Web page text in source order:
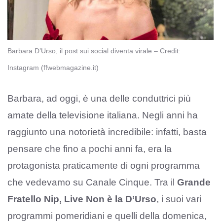
Barbara D’Urso, il post sui social diventa virale – Credit:
Instagram (ffwebmagazine.it)
Barbara, ad oggi, è una delle conduttrici più
amate della televisione italiana. Negli anni ha
raggiunto una notorietà incredibile: infatti, basta
pensare che fino a pochi anni fa, era la
protagonista praticamente di ogni programma
che vedevamo su Canale Cinque. Tra il Grande
Fratello Nip, Live Non è la D’Urso, i suoi vari
programmi pomeridiani e quelli della domenica,